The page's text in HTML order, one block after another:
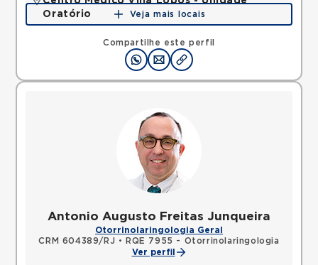
Compartilhe este perfil
Oratório
Rua do Oratorio, Mooca, Sao Paulo, SP, 03117000 •
Veja mais locais
Antonio Augusto Freitas Junqueira
Otorrinolaringologia Geral
CRM 604389/RJ •
RQE 7955 - Otorrinolaringologia
Ver perfil